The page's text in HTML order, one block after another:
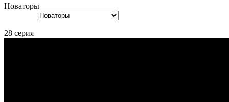
Новаторы
28 серия